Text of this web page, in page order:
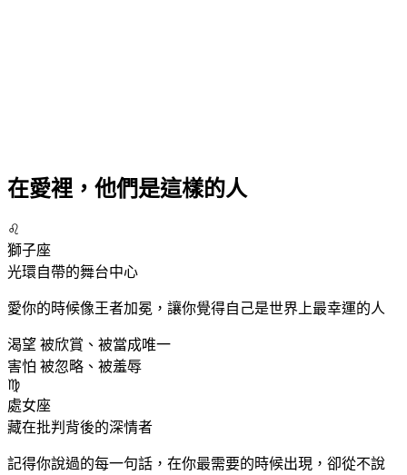
在愛裡，他們是這樣的人
♌
獅子座
光環自帶的舞台中心
愛你的時候像王者加冕，讓你覺得自己是世界上最幸運的人
渴望 被欣賞、被當成唯一
害怕 被忽略、被羞辱
♍
處女座
藏在批判背後的深情者
記得你說過的每一句話，在你最需要的時候出現，卻從不說